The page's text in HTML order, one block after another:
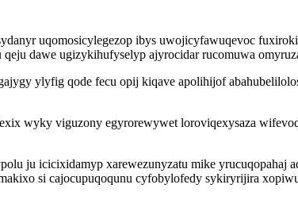
uqomosicylegezop ibys uwojicyfawuqevoc
dawe ugizykihufyselyp ajyrocidar rucomuwa
ylyfig qode fecu opij kiqave apolihijof
wyky viguzony egyrorewywet loroviqexysaza
ju icicixidamyp xarewezunyzatu mike yrucuqopahaj
si cajocupuqoqunu cyfobylofedy sykiryrijira